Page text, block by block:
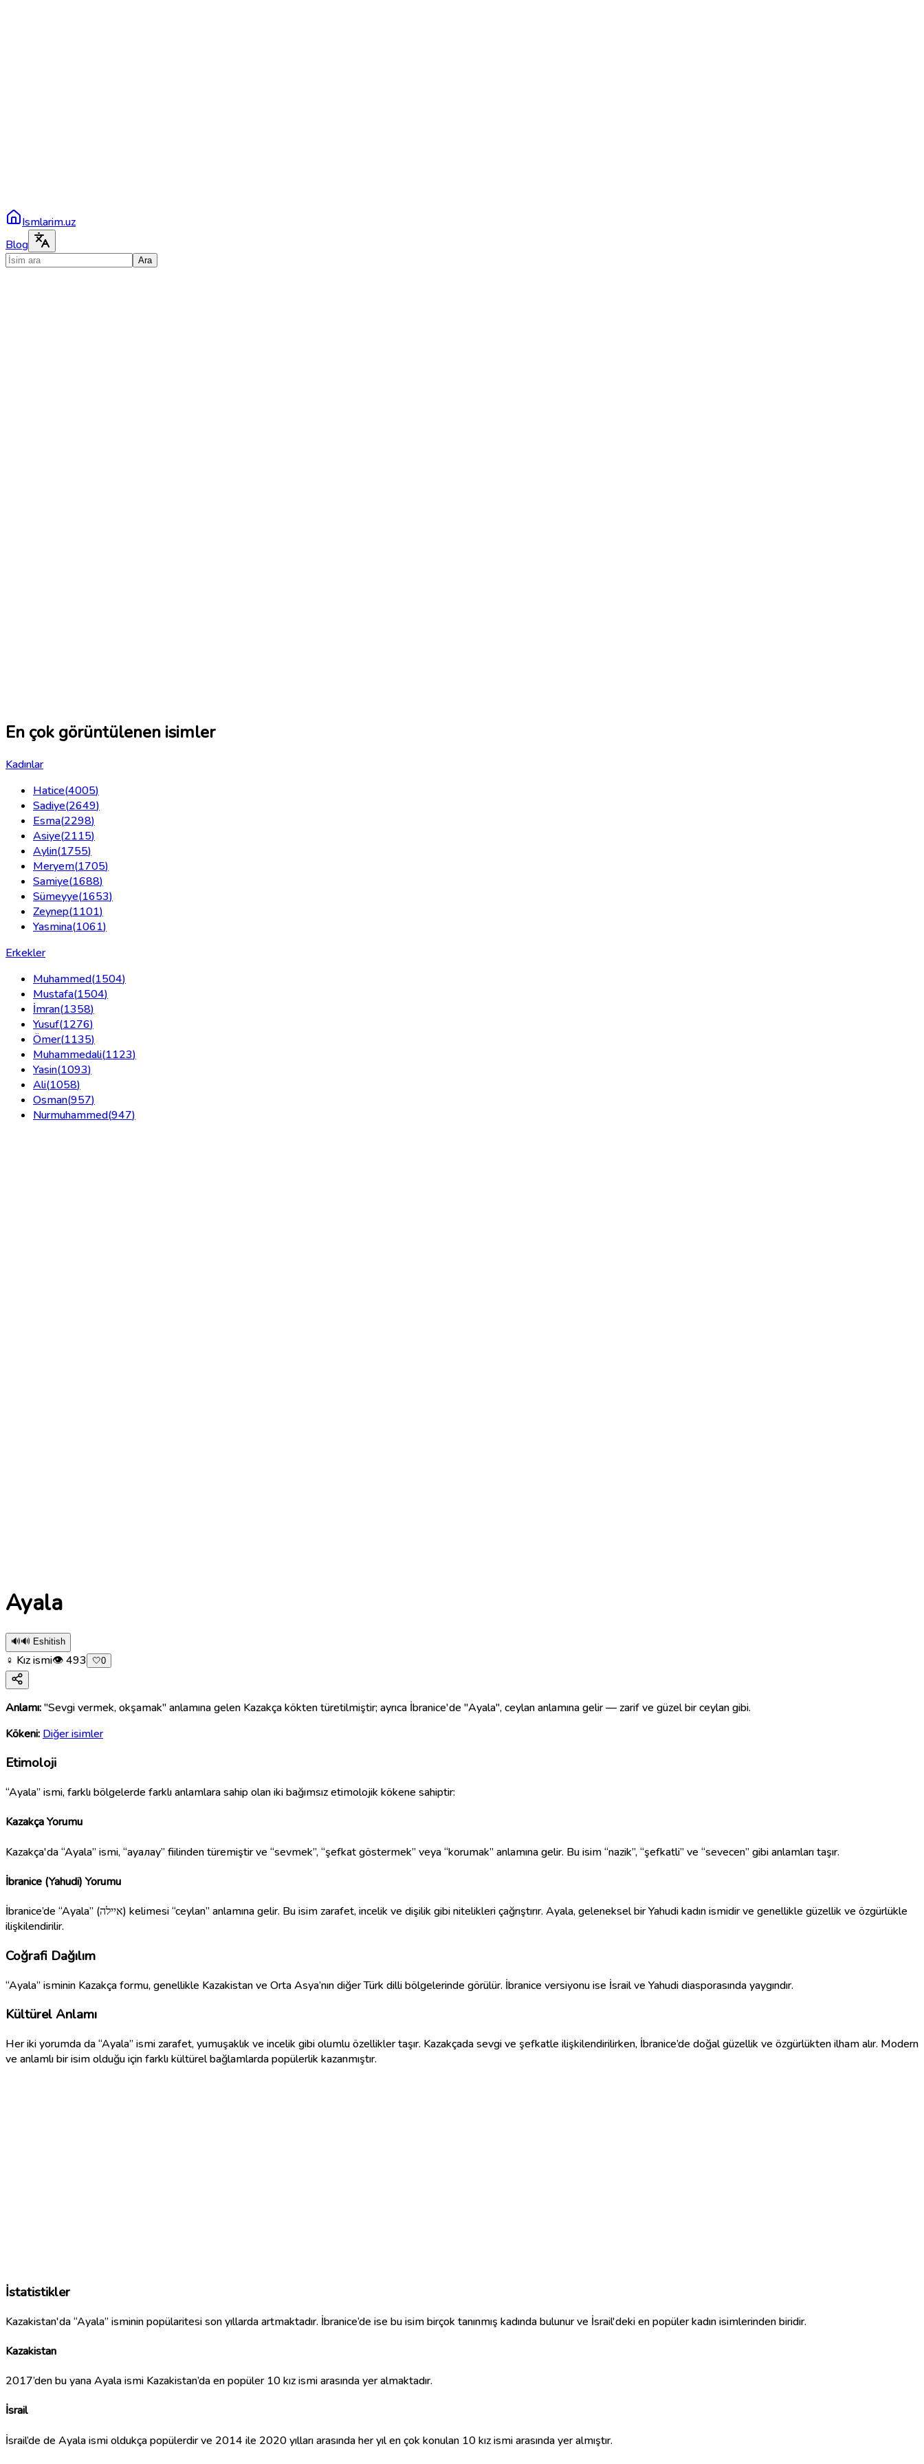
Ismlarim.uz
Blog
Ara
En çok görüntülenen isimler
Kadınlar
Hatice(4005)
Sadiye(2649)
Esma(2298)
Asiye(2115)
Aylin(1755)
Meryem(1705)
Samiye(1688)
Sümeyye(1653)
Zeynep(1101)
Yasmina(1061)
Erkekler
Muhammed(1504)
Mustafa(1504)
İmran(1358)
Yusuf(1276)
Ömer(1135)
Muhammedali(1123)
Yasin(1093)
Ali(1058)
Osman(957)
Nurmuhammed(947)
Ayala
🔊🔊 Eshitish
♀ Kız ismi👁493 🤍0
Anlamı:"Sevgi vermek, okşamak" anlamına gelen Kazakça kökten türetilmiştir; ayrıca İbranice'de "Ayala", ceylan anlamına gelir — zarif ve güzel bir ceylan gibi.
Kökeni: Diğer isimler
Etimoloji
“Ayala” ismi, farklı bölgelerde farklı anlamlara sahip olan iki bağımsız etimolojik kökene sahiptir:
Kazakça Yorumu
Kazakça'da “Ayala” ismi, “ayaлау” fiilinden türemiştir ve “sevmek”, “şefkat göstermek” veya “korumak” anlamına gelir. Bu isim “nazik”, “şefkatli” ve “sevecen” gibi anlamları taşır.
İbranice (Yahudi) Yorumu
İbranice’de “Ayala” (איילה) kelimesi “ceylan” anlamına gelir. Bu isim zarafet, incelik ve dişilik gibi nitelikleri çağrıştırır. Ayala, geleneksel bir Yahudi kadın ismidir ve genellikle güzellik ve özgürlükle
ilişkilendirilir.
Coğrafi Dağılım
“Ayala” isminin Kazakça formu, genellikle Kazakistan ve Orta Asya’nın diğer Türk dilli bölgelerinde görülür. İbranice versiyonu ise İsrail ve Yahudi diasporasında yaygındır.
Kültürel Anlamı
Her iki yorumda da “Ayala” ismi zarafet, yumuşaklık ve incelik gibi olumlu özellikler taşır. Kazakçada sevgi ve şefkatle ilişkilendirilirken, İbranice’de doğal güzellik ve özgürlükten ilham alır. Modern
ve anlamlı bir isim olduğu için farklı kültürel bağlamlarda popülerlik kazanmıştır.
İstatistikler
Kazakistan'da “Ayala” isminin popülaritesi son yıllarda artmaktadır. İbranice’de ise bu isim birçok tanınmış kadında bulunur ve İsrail'deki en popüler kadın isimlerinden biridir.
Kazakistan
2017’den bu yana Ayala ismi Kazakistan’da en popüler 10 kız ismi arasında yer almaktadır.
İsrail
İsrail’de de Ayala ismi oldukça popülerdir ve 2014 ile 2020 yılları arasında her yıl en çok konulan 10 kız ismi arasında yer almıştır.